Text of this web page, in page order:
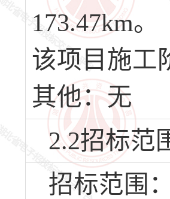
173.47km
该项目施工
其他：无
2.2招标范
招标范围